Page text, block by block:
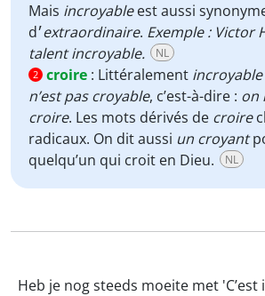
Mais incroyableest aussi
d׳extraordinaire. Exemple : Victor
talent incroyable.
NL
2 croire : Littéralement incroyable
n’est pas croyable, c’est-à-dire : on
croire. Les mots dérivés de croire
radicaux. On dit aussi un croyant
quelqu’un qui croit en Dieu.
NL
Heb je nog steeds moeite met 'C’est